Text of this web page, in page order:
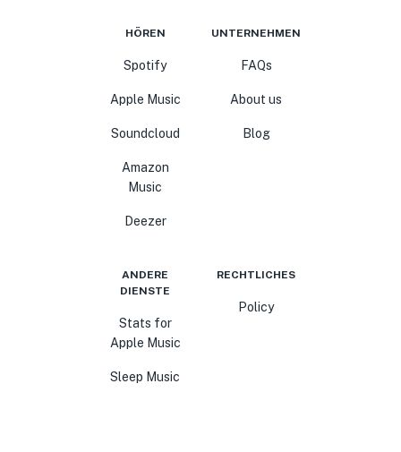
HÖREN
Spotify
Apple Music
Soundcloud
Amazon
Music
Deezer
UNTERNEHMEN
FAQs
About us
Blog
ANDERE
DIENSTE
Stats for
Apple Music
Sleep Music
RECHTLICHES
Policy